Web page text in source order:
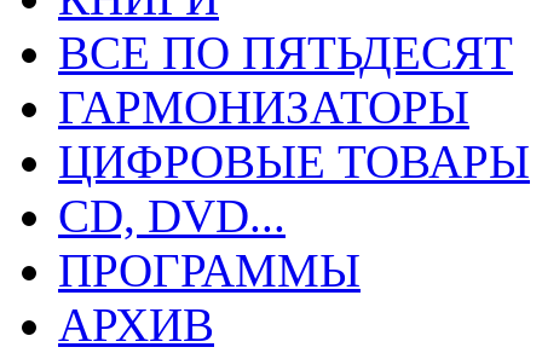
ВСЕ ПО ПЯТЬДЕСЯТ
ГАРМОНИЗАТОРЫ
ЦИФРОВЫЕ ТОВАРЫ
CD, DVD...
ПРОГРАММЫ
АРХИВ